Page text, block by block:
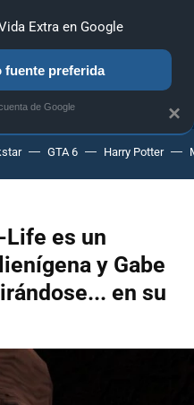
PC SONY NINTENDO
GTA 6 Harry Potter
es un
y Gabe
en su
×
Extra en Google
fuente preferida
de Google